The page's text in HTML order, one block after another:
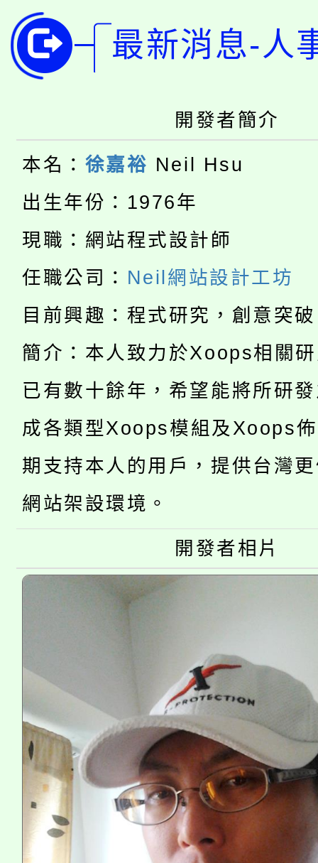
生本土語及新住民語歌
代理(課)教師甄選結果(
公告本校115學年度第
轉知中國文化大學推廣
《TA101》溝通分析基
程，歡迎學生輔導中心
心理、諮商輔導、社會
系所師生報名參加。
轉知苗栗縣政府辦理
縣市「校園短影音徵選
門員」簡章及活動海報
踴躍報名參加。
桃園市115學年度學生
要點
「桃園市補助參觀特色
展演活動實施計畫」
義教育推展貢獻獎」
「2026金融保險知識
桃園市115學年度學生
生本土語及新住民語歌
公告本校115學年度第
代理(課)教師甄選結果(
公告本校115學年度第
代理(課)教師甄選結果(
轉知中國文化大學推廣
《TA101》溝通分析基
程，歡迎學生輔導中心
心理、諮商輔導、社會
系所師生報名參加。
轉知苗栗縣政府辦理
縣市「校園短影音徵選
門員」簡章及活動海報
踴躍報名參加。
桃園市115學年度學生
「桃園市補助參觀特色
展演活動實施計畫」
115年度「教育部表揚
義教育推展貢獻獎」
最新消息-人
開發者簡介
本名： 徐嘉裕 Neil Hsu
出生年份：1976年
現職：網站程式設計師
任職公司： Neil網站設計工坊
目前興趣：程式研究，創意突
簡介：本人致力於Xoops相關
已有數十餘年，希望能將所研
成各類型Xoops模組及Xoops
期支持本人的用戶，提供台灣
網站架設環境。
開發者相片